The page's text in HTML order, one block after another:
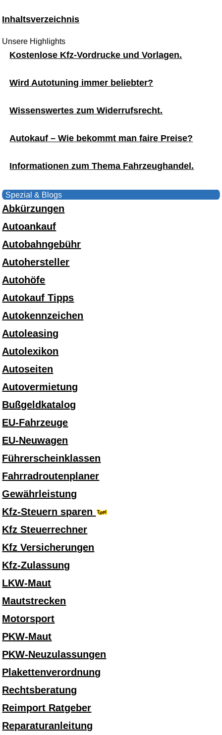
Inhaltsverzeichnis
Unsere Highlights
Kostenlose Kfz-Vordrucke und Vorlagen.
Wird Autotuning immer beliebter?
Wissenswertes zum Widerrufsrecht.
Autokauf – Wie bekommt man faire Preise?
Informationen zum Thema Fahrzeughandel.
Spezial & Blogs
Abkürzungen
Autoankauf
Autobahngebühr
Autohersteller
Autohöfe
Autokauf Tipps
Autokennzeichen
Autoleasing
Autolexikon
Autoseiten
Autovermietung
Bußgeldkatalog
EU-Fahrzeuge
EU-Neuwagen
Führerscheinklassen
Fahrradroutenplaner
Gewährleistung
Kfz-Steuern sparen
Kfz Steuerrechner
Kfz Versicherungen
Kfz-Zulassung
LKW-Maut
Mautstrecken
Motorsport
PKW-Maut
PKW-Neuzulassungen
Plakettenverordnung
Rechtsberatung
Reimport Ratgeber
Reparaturanleitung